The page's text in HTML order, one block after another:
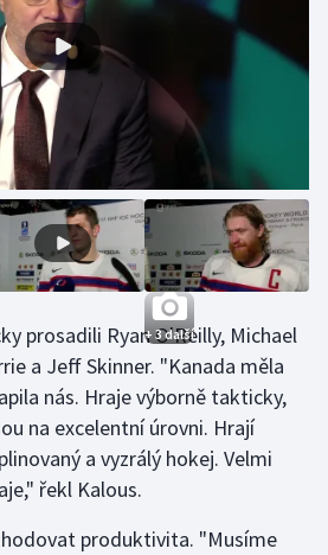
+ 3 další
prosadili Ryan O'Reilly, Michael
a Jeff Skinner. "Kanada měla
nás. Hraje výborně takticky,
na excelentní úrovni. Hrají
a vyzrálý hokej. Velmi
řekl Kalous.
produktivita. "Musíme